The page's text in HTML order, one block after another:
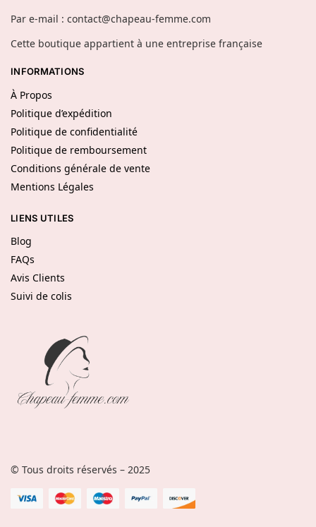
Par e-mail : contact@chapeau-femme.com
Cette boutique appartient à une entreprise française
INFORMATIONS
À Propos
Politique d’expédition
Politique de confidentialité
Politique de remboursement
Conditions générale de vente
Mentions Légales
LIENS UTILES
Blog
FAQs
Avis Clients
Suivi de colis
© Tous droits réservés – 2025